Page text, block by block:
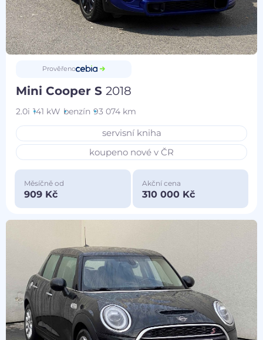
Prověřeno
Mini Cooper S2018
2.0i 141 kW benzín 93 074 km
servisní kniha
koupeno nové v ČR
Měsíčně od
909 Kč
Akční cena
310 000 Kč